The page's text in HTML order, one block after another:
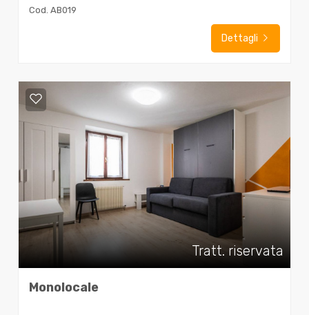
Cod. AB019
Dettagli
Tratt. riservata
Monolocale